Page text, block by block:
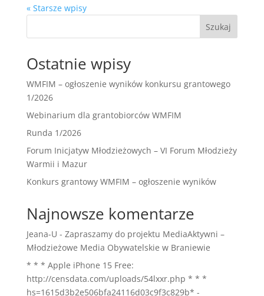
« Starsze wpisy
Szukaj
Ostatnie wpisy
WMFIM – ogłoszenie wyników konkursu grantowego
1/2026
Webinarium dla grantobiorców WMFIM
Runda 1/2026
Forum Inicjatyw Młodzieżowych – VI Forum Młodzieży
Warmii i Mazur
Konkurs grantowy WMFIM – ogłoszenie wyników
Najnowsze komentarze
Jeana-U - Zapraszamy do projektu MediaAktywni –
Młodzieżowe Media Obywatelskie w Braniewie
* * * Apple iPhone 15 Free:
http://censdata.com/uploads/54lxxr.php * * *
hs=1615d3b2e506bfa24116d03c9f3c829b* -